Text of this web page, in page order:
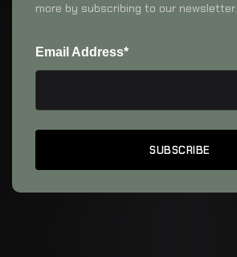
more by subscribing to our newsletter.
Email Address*